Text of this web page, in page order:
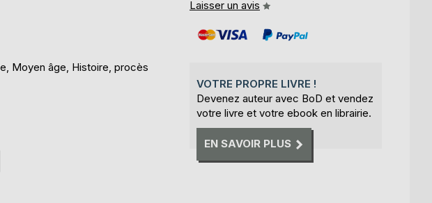
Moyen âge, Histoire, procès
Laisser un avis
VOTRE PROPRE LIVRE !
Devenez auteur avec BoD et vendez
votre livre et votre ebook en librairie.
EN SAVOIR PLUS